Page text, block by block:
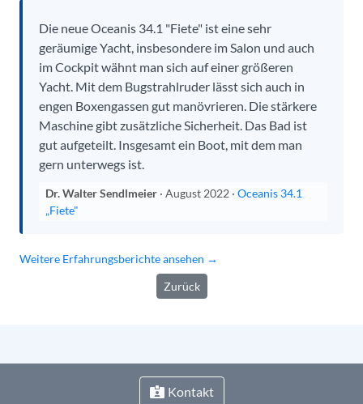
Die neue Oceanis 34.1 "Fiete" ist eine sehr
geräumige Yacht, insbesondere im Salon und auch
im Cockpit wähnt man sich auf einer größeren
Yacht. Mit dem Bugstrahlruder lässt sich auch in
engen Boxengassen gut manövrieren. Die stärkere
Maschine gibt zusätzliche Sicherheit. Das Bad ist
gut aufgeteilt. Insgesamt ein Boot, mit dem man
gern unterwegs ist.
Dr. Walter Sendlmeier · August 2022 · Oceanis 34.1
„Fiete"
Weitere Erfahrungsberichte ansehen →
Zurück
Kontakt